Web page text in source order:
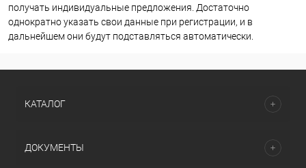
получать индивидуальные предложения. Достаточно
однократно указать свои данные при регистрации, и в
дальнейшем они будут подставляться автоматически.
КАТАЛОГ
ДОКУМЕНТЫ